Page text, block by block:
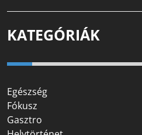
KATEGÓRIÁK
Egészség
Fókusz
Gasztro